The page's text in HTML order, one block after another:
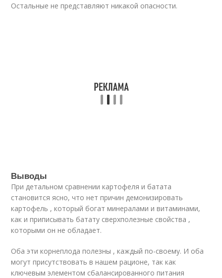
Остальные не представляют никакой опасности.
Выводы
При детальном сравнении картофеля и батата
становится ясно, что нет причин демонизировать
картофель , который богат минералами и витаминами,
как и приписывать батату сверхполезные свойства ,
которыми он не обладает.
Оба эти корнеплода полезны , каждый по-своему. И оба
могут присутствовать в нашем рационе, так как
ключевым элементом сбалансированного питания